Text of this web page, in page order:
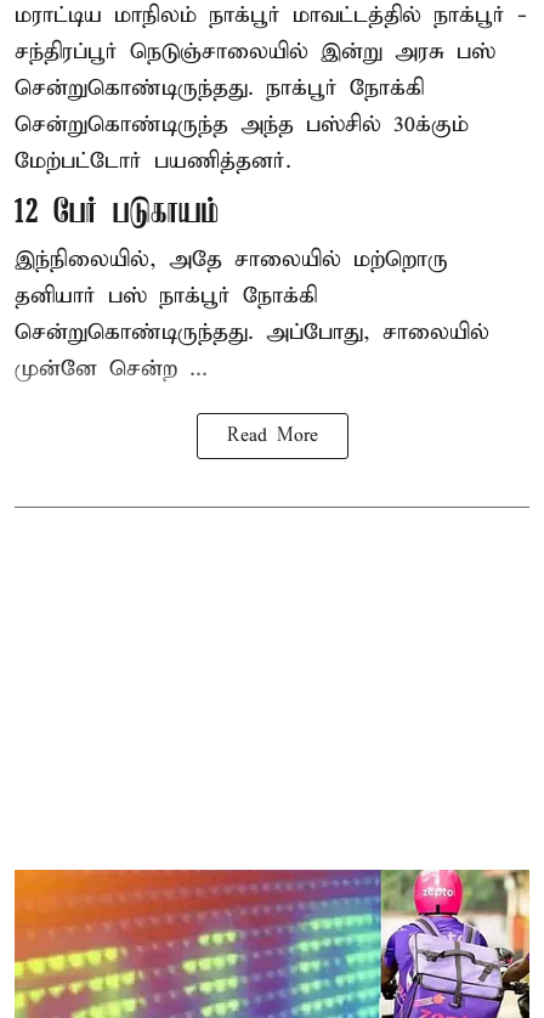
மராட்டிய மாநிலம் நாக்பூர் மாவட்டத்தில் நாக்பூர் -
சந்திரப்பூர் நெடுஞ்சாலையில் இன்று அரசு பஸ்
சென்றுகொண்டிருந்தது. நாக்பூர் நோக்கி
சென்றுகொண்டிருந்த அந்த பஸ்சில் 30க்கும்
மேற்பட்டோர் பயணித்தனர்.
12 பேர் படுகாயம்
இந்நிலையில், அதே சாலையில் மற்றொரு
தனியார் பஸ் நாக்பூர் நோக்கி
சென்றுகொண்டிருந்தது. அப்போது, சாலையில்
முன்னே சென்ற ...
Read More